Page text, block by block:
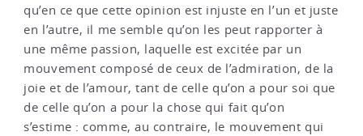
qu’en ce que cette opinion est injuste en l’un et juste
en l’autre, il me semble qu’on les peut rapporter à
une même passion, laquelle est excitée par un
mouvement composé de ceux de l’admiration, de la
joie et de l’amour, tant de celle qu’on a pour soi que
de celle qu’on a pour la chose qui fait qu’on
s’estime : comme, au contraire, le mouvement qui